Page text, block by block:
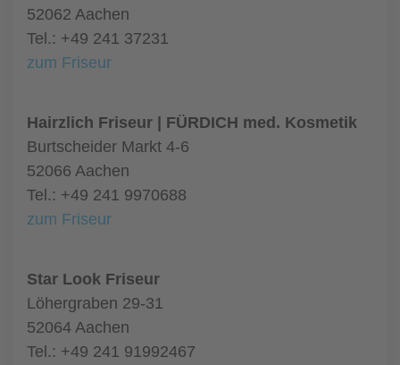
52062 Aachen
Tel.: +49 241 37231
zum Friseur
Hairzlich Friseur | FÜRDICH med. Kosmetik
Burtscheider Markt 4-6
52066 Aachen
Tel.: +49 241 9970688
zum Friseur
Star Look Friseur
Löhergraben 29-31
52064 Aachen
Tel.: +49 241 91992467